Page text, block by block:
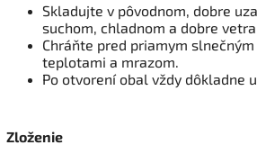
Skladujte v pôvodnom, dobre
suchom, chladnom a dobre
Chráňte pred priamym
teplotami a mrazom.
Po otvorení obal vždy dôkladne
Zloženie